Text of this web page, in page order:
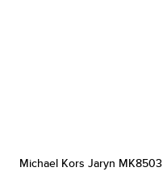
Michael Kors Jaryn MK8503